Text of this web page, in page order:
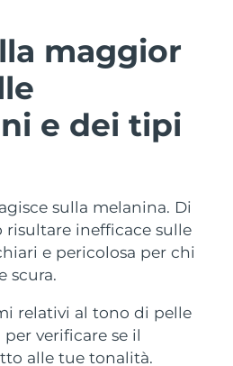
maggior
e dei tipi
sulla melanina. Di
risultare inefficace sulle
e pericolosa per chi
scura.
relativi al tono di pelle
verificare se il
alle tue tonalità.